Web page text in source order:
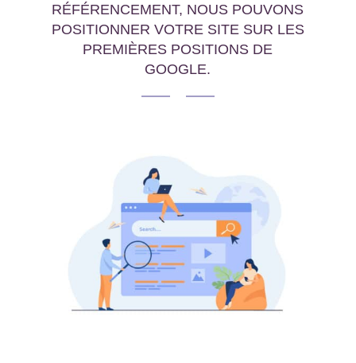
RÉFÉRENCEMENT, NOUS POUVONS
POSITIONNER VOTRE SITE SUR LES
PREMIÈRES POSITIONS DE
GOOGLE.